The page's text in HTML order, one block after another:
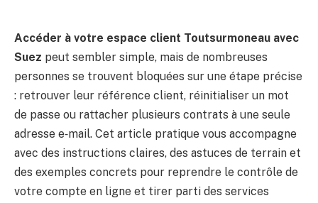
Accéder à votre espace client Toutsurmoneau avec
Suez peut sembler simple, mais de nombreuses
personnes se trouvent bloquées sur une étape précise
: retrouver leur référence client, réinitialiser un mot
de passe ou rattacher plusieurs contrats à une seule
adresse e‑mail. Cet article pratique vous accompagne
avec des instructions claires, des astuces de terrain et
des exemples concrets pour reprendre le contrôle de
votre compte en ligne et tirer parti des services